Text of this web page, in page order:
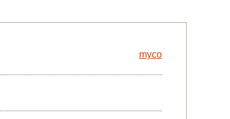
myco